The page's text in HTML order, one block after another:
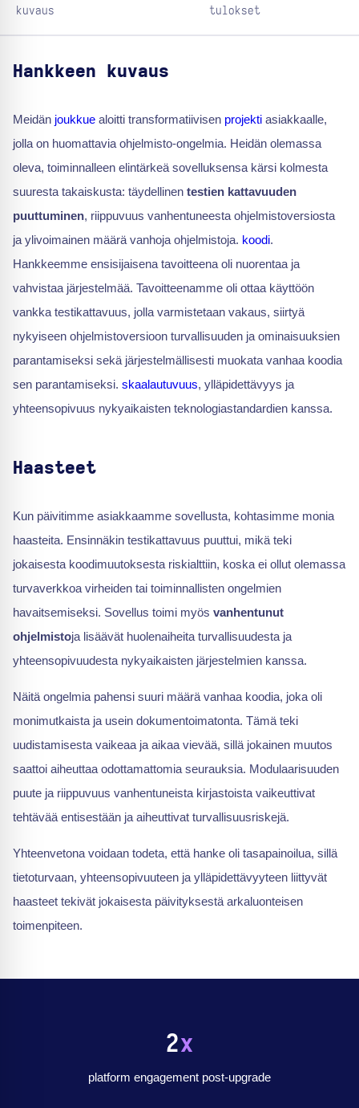
kuvaus
tulokset
Hankkeen kuvaus
Meidän joukkue aloitti transformatiivisen projekti asiakkaalle,
jolla on huomattavia ohjelmisto-ongelmia. Heidän olemassa
oleva, toiminnalleen elintärkeä sovelluksensa kärsi kolmesta
suuresta takaiskusta: täydellinen testien kattavuuden
puuttuminen, riippuvuus vanhentuneesta ohjelmistoversiosta
ja ylivoimainen määrä vanhoja ohjelmistoja. koodi.
Hankkeemme ensisijaisena tavoitteena oli nuorentaa ja
vahvistaa järjestelmää. Tavoitteenamme oli ottaa käyttöön
vankka testikattavuus, jolla varmistetaan vakaus, siirtyä
nykyiseen ohjelmistoversioon turvallisuuden ja ominaisuuksien
parantamiseksi sekä järjestelmällisesti muokata vanhaa koodia
sen parantamiseksi. skaalautuvuus, ylläpidettävyys ja
yhteensopivuus nykyaikaisten teknologiastandardien kanssa.
Haasteet
Kun päivitimme asiakkaamme sovellusta, kohtasimme monia
haasteita. Ensinnäkin testikattavuus puuttui, mikä teki
jokaisesta koodimuutoksesta riskialttiin, koska ei ollut olemassa
turvaverkkoa virheiden tai toiminnallisten ongelmien
havaitsemiseksi. Sovellus toimi myös vanhentunut
ohjelmistoja lisäävät huolenaiheita turvallisuudesta ja
yhteensopivuudesta nykyaikaisten järjestelmien kanssa.
Näitä ongelmia pahensi suuri määrä vanhaa koodia, joka oli
monimutkaista ja usein dokumentoimatonta. Tämä teki
uudistamisesta vaikeaa ja aikaa vievää, sillä jokainen muutos
saattoi aiheuttaa odottamattomia seurauksia. Modulaarisuuden
puute ja riippuvuus vanhentuneista kirjastoista vaikeuttivat
tehtävää entisestään ja aiheuttivat turvallisuusriskejä.
Yhteenvetona voidaan todeta, että hanke oli tasapainoilua, sillä
tietoturvaan, yhteensopivuuteen ja ylläpidettävyyteen liittyvät
haasteet tekivät jokaisesta päivityksestä arkaluonteisen
toimenpiteen.
2x
platform engagement post-upgrade